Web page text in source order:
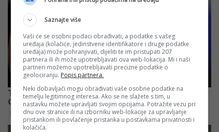
Saznajte više
Vaši će se osobni podaci obrađivati, a podatke s vašeg
uređaja (kolačiće, jedinstvene identifikatore i druge podatke
uređaja) može pohranjivati, dijeliti te im pristupati 207
partnera ili ih može upotrebljavati ova web-lokacija. Mi i naši
partneri možemo upotrebljavati precizne podatke o
geolociranju. Popis partnera.
Neki dobavljači mogu obrađivati vaše osobne podatke na
temelju legitimnog interesa. Ako se ne slažete s tim, u
nastavku možete upravljati svojim opcijama. Potražite vezu pri
dnu ove stranice ili na izborniku web-lokacije za upravljanje
pristankom ili povlačenje pristanka u postavkama privatnosti i
kolačića.